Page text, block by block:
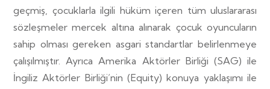
geçmiş, çocuklarla ilgili hüküm içeren tüm uluslararası
sözleşmeler mercek altına alınarak çocuk oyuncuların
sahip olması gereken asgari standartlar belirlenmeye
çalışılmıştır. Ayrıca Amerika Aktörler Birliği (SAG) ile
İngiliz Aktörler Birliği’nin (Equity) konuya yaklaşımı ile